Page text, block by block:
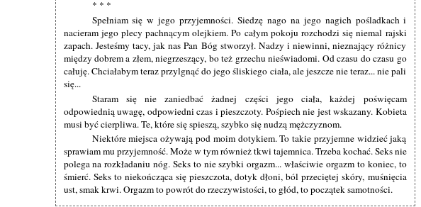
* * *
Spełniam się w jego przyjemności. Siedzę nago na jego nagich pośladkach i
nacieram jego plecy pachnącym olejkiem. Po całym pokoju rozchodzi się niemal rajski
zapach. Jesteśmy tacy, jak nas Pan Bóg stworzył. Nadzy i niewinni, nieznający różnicy
między dobrem a złem, niegrzeszący, bo też grzechu nieświadomi. Od czasu do czasu go
całuję. Chciałabym teraz przylgnąć do jego śliskiego ciała, ale jeszcze nie teraz... nie pali
się...
Staram się nie zaniedbać żadnej części jego ciała, każdej poświęcam
odpowiednią uwagę, odpowiedni czas i pieszczoty. Pośpiech nie jest wskazany. Kobieta
musi być cierpliwa. Te, które się spieszą, szybko się nudzą mężczyznom.
Niektóre miejsca ożywają pod moim dotykiem. To takie przyjemne widzieć jaką
sprawiam mu przyjemność. Może w tym również tkwi tajemnica. Trzeba kochać. Seks nie
polega na rozkładaniu nóg. Seks to nie szybki orgazm... właściwie orgazm to koniec, to
śmierć. Seks to niekończąca się pieszczota, dotyk dłoni, ból przeciętej skóry, muśnięcia
ust, smak krwi. Orgazm to powrót do rzeczywistości, to głód, to początek samotności.